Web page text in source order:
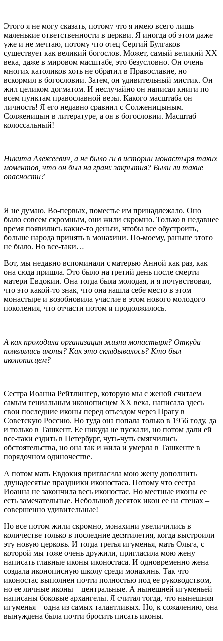
Этого я не могу сказать, потому что я имею всего лишь
маленькие ответственности в церкви. Я иногда об этом даже
уже и не мечтаю, потому что отец Сергий Булгаков
существует как великий богослов. Может, самый великий ХХ
века, даже в мировом масштабе, это безусловно. Он очень
многих католиков хоть не обратил в Православие, но
вскормил в богословии. Затем, он удивительный мистик. Он
жил целиком догматом. И неслучайно он написал книги по
всем пунктам православной веры. Какого масштаба он
личность! Я его недавно сравнил с Солженицыным.
Солженицын в литературе, а он в богословии. Масштаб
колоссальный!
Никита Алексеевич, а не было ли в истории монастыря таких
моментов, что он был на грани закрытия? Были ли такие
опасности?
Я не думаю. Во-первых, поместье им принадлежало. Оно
было совсем скромным, они жили скромно. Только в недавнее
время появились какие-то деньги, чтобы все обустроить,
больше народа принять в монахини. По-моему, раньше этого
не было. Но все-таки…
Вот, мы недавно вспоминали с матерью Анной как раз, как
она сюда пришла. Это было на третий день после смерти
матери Евдокии. Она тогда была молодая, и я почувствовал,
что это какой-то знак, что она нашла себе место в этом
монастыре и возобновила участие в этом нового молодого
поколения, что отчасти потом и продолжилось.
А как проходила организация жизни монастыря? Откуда
появлялись иконы? Как это складывалось? Кто был
иконописцем?
Сестра Иоанна Рейтлингер, которую мы с женой считаем
самым гениальным иконописцем ХХ века, написала здесь
свои последние иконы перед отъездом через Прагу в
Советскую Россию. Но туда она попала только в 1956 году, да
и только в Ташкент. Ее никуда не пускали, но потом дали ей
все-таки ездить в Петербург, чуть-чуть смягчились
обстоятельства, но она так и жила и умерла в Ташкенте в
порядочном одиночестве.
А потом мать Евдокия пригласила мою жену дополнить
двунадесятые праздники иконостаса. Потому что сестра
Иоанна не закончила весь иконостас. Но местные иконы ее
есть замечательные. Небольшой десяток икон ее на стенах –
совершенно удивительные!
Но все потом жили скромно, монахини увеличились в
количестве только в последние десятилетия, когда выстроили
эту новую церковь. И тогда третья игуменья, мать Ольга, с
которой мы тоже очень дружили, пригласила мою жену
написать главные иконы иконостаса. И одновременно жена
создала иконописную школу среди монахинь. Так что
иконостас выполнен почти полностью под ее руководством,
но ее личные иконы – центральные. А нынешней игуменьей
написаны боковые архангелы. Я считал тогда, что нынешняя
игуменья – одна из самых талантливых. Но, к сожалению, она
вынуждена была почти бросить писать иконы.